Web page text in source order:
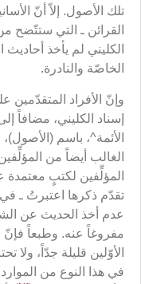
تلك الأصول. إلاّ أنّ
القرائن ـ التي ستتّضح
الكليني لم يأخذ
الخاصّة والنادرة.
وإنّ الأفراد المتقدّمين
إسناد الكليني،
الأئمة^، باسم
الغالب أيضاً من
المؤلِّفين لكتبٍ معتمدة
تقدّم ذكرها اعتبرتُ ـ
عدم أخذ الحديث عن
مفروغاً عنه. وطبعاً فإنّ
الأوّلين قليلة جدّاً،
في هذا النوع من